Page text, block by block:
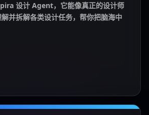
设计 Agent，它能像真正的设计师
并拆解各类设计任务，帮你把脑海中